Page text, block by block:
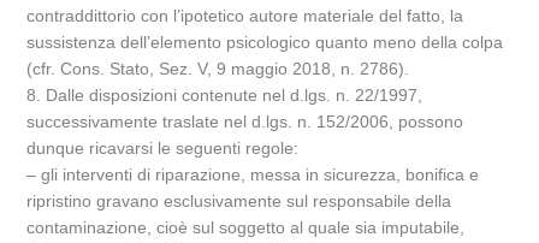
contraddittorio con l’ipotetico autore materiale del fatto, la
sussistenza dell’elemento psicologico quanto meno della colpa
(cfr. Cons. Stato, Sez. V, 9 maggio 2018, n. 2786).
8. Dalle disposizioni contenute nel d.lgs. n. 22/1997,
successivamente traslate nel d.lgs. n. 152/2006, possono
dunque ricavarsi le seguenti regole:
– gli interventi di riparazione, messa in sicurezza, bonifica e
ripristino gravano esclusivamente sul responsabile della
contaminazione, cioè sul soggetto al quale sia imputabile,